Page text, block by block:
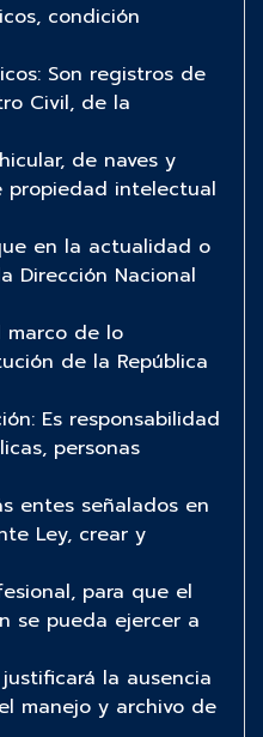
condición
Son registros de
Civil, de la
de naves y
propiedad intelectual
en la actualidad o
Dirección Nacional
marco de lo
de la República
Es responsabilidad
personas
entes señalados en
Ley, crear y
para que el
se pueda ejercer a
la ausencia
manejo y archivo de